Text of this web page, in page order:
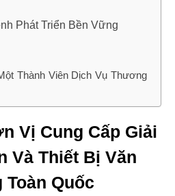
Phát Triển Bền Vững
Thành Viên Dịch Vụ Thương
Vị Cung Cấp Giải
Và Thiết Bị Văn
Toàn Quốc